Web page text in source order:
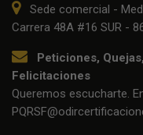
Sede comercial -
Carrera 48A #16 SUR -
Peticiones,
Felicitaciones
Queremos escucharte.